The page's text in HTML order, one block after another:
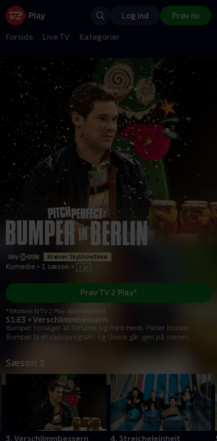
Log ind Prøv nu
Forside Live TV Kategorier
Kræver SkyShowtime
Komedie • 1 sæson •
S1:E3 • Verschlimmbessern
Bumper forsøger at forsone sig med Heidi, Pieter booker
Bumper til et radioprogram, og Gisela går igen på scenen.
Prøv TV 2 Play*
*tilkøbes til TV 2 Play abonnement
Sæson 1
3. Verschlimmbessern 4. Streicheleinheit